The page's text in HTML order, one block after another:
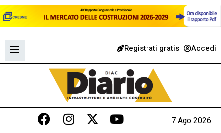
Registrati gratis Accedi
7 Ago 2026